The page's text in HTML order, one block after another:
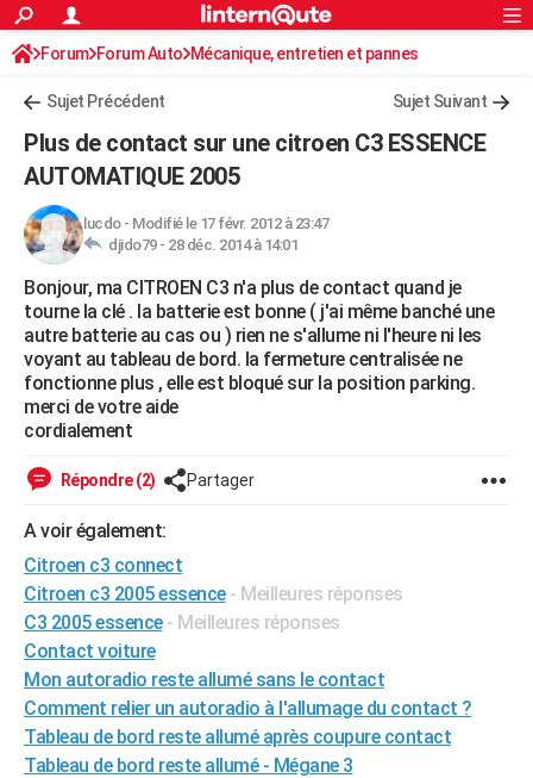
ACTUALITÉS
Politique
Société
Faits Divers
Education
Monde
Villes
+
Programme TV
TNTStreaming
Cinéma
Sorties cinéma
Musique
FINANCE
Retraite
Impôts
Epargne
Immobilier
Risques naturels par ville
Banque
Assurance
Crédit
AUTO
Essais
Réserver un essai
Citadines
Berlines
SUV
Forum auto
HIGH-TECH
Mobiles
Meilleur smartphone
Internet
Ordinateurs
Jeux vidéo
Guide high-tech
+BRICOLAGE
Forum
Aménagement intérieur
Extérieur
Cuisine
Salle de bains
Jardinage
Rangement
WEEK-END
Guides de France
Escapades
Patrimoine
Expositions
Musées
Week-end nature
+LIFESTYLE
SANTE
Destinations
City break
Voyage nature
Voyage de noces
Forum
Climat
+PHOTO
GUIDES D'ACHAT
BONS PLANS
CARTE DE VOEUX
Carte de Noël
Carte Bonne année
Carte Saint-Valentin
Carte Pâques
Carte d'anniversaire
DICTIONNAIRE
Rechercher
S'inscrire
Connexion
Forum Forum Auto Mécanique, entretien et pannes
Sujet Précédent Sujet Suivant
Plus de contact sur une citroen C3 ESSENCE
AUTOMATIQUE 2005
lucdo- Modifié le 17 févr. 2012 à 23:47
djido79 - 28 déc. 2014 à 14:01
Bonjour, ma CITROEN C3 n'a plus de contact quand je
tourne la clé . la batterie est bonne ( j'ai même banché une
autre batterie au cas ou ) rien ne s'allume ni l'heure ni les
voyant au tableau de bord. la fermeture centralisée ne
fonctionne plus , elle est bloqué sur la position parking.
merci de votre aide
cordialement
Répondre (2) Partager
A voir également:
Citroen c3 connect
Citroen c3 2005 essence - Meilleures réponses
C3 2005 essence - Meilleures réponses
Contact voiture
Mon autoradio reste allumé sans le contact
Comment relier un autoradio à l'allumage du contact ?
Tableau de bord reste allumé après coupure contact
Tableau de bord reste allumé - Mégane 3